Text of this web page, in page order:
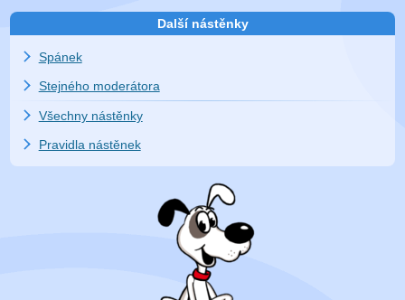
Další nástěnky
Spánek
Stejného moderátora
Všechny nástěnky
Pravidla nástěnek